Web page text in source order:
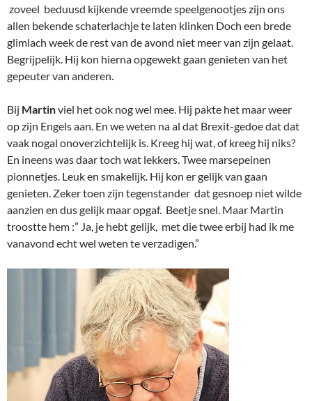
zoveel beduusd kijkende vreemde speelgenootjes zijn ons
allen bekende schaterlachje te laten klinken Doch een brede
glimlach week de rest van de avond niet meer van zijn gelaat.
Begrijpelijk. Hij kon hierna opgewekt gaan genieten van het
gepeuter van anderen.
Bij Martinviel het ook nog wel mee. Hij pakte het maar weer
op zijn Engels aan. En we weten na al dat Brexit-gedoe dat dat
vaak nogal onoverzichtelijk is. Kreeg hij wat, of kreeg hij niks?
En ineens was daar toch wat lekkers. Twee marsepeinen
pionnetjes. Leuk en smakelijk. Hij kon er gelijk van gaan
genieten. Zeker toen zijn tegenstander dat gesnoep niet wilde
aanzien en dus gelijk maar opgaf. Beetje snel. Maar Martin
troostte hem :” Ja, je hebt gelijk, met die twee erbij had ik me
vanavond echt wel weten te verzadigen.”